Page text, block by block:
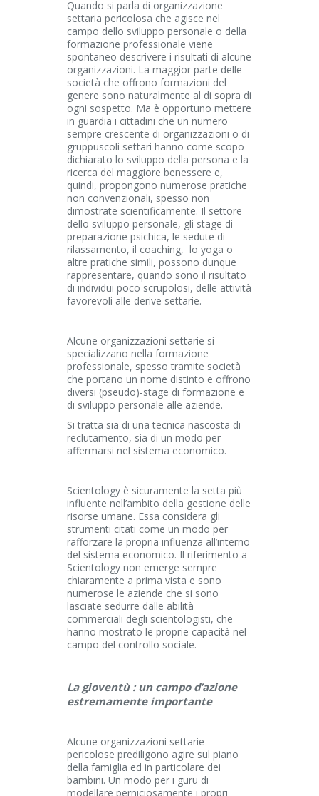
Quando si parla di organizzazione
settaria pericolosa che agisce nel
campo dello sviluppo personale o della
formazione professionale viene
spontaneo descrivere i risultati di alcune
organizzazioni. La maggior parte delle
società che offrono formazioni del
genere sono naturalmente al di sopra di
ogni sospetto. Ma è opportuno mettere
in guardia i cittadini che un numero
sempre crescente di organizzazioni o di
gruppuscoli settari hanno come scopo
dichiarato lo sviluppo della persona e la
ricerca del maggiore benessere e,
quindi, propongono numerose pratiche
non convenzionali, spesso non
dimostrate scientificamente. Il settore
dello sviluppo personale, gli stage di
preparazione psichica, le sedute di
rilassamento, il coaching, lo yoga o
altre pratiche simili, possono dunque
rappresentare, quando sono il risultato
di individui poco scrupolosi, delle attività
favorevoli alle derive settarie.
Alcune organizzazioni settarie si
specializzano nella formazione
professionale, spesso tramite società
che portano un nome distinto e offrono
diversi (pseudo)-stage di formazione e
di sviluppo personale alle aziende.
Si tratta sia di una tecnica nascosta di
reclutamento, sia di un modo per
affermarsi nel sistema economico.
Scientology è sicuramente la setta più
influente nell’ambito della gestione delle
risorse umane. Essa considera gli
strumenti citati come un modo per
rafforzare la propria influenza all’interno
del sistema economico. Il riferimento a
Scientology non emerge sempre
chiaramente a prima vista e sono
numerose le aziende che si sono
lasciate sedurre dalle abilità
commerciali degli scientologisti, che
hanno mostrato le proprie capacità nel
campo del controllo sociale.
La gioventù : un campo d’azione
estremamente importante
Alcune organizzazioni settarie
pericolose prediligono agire sul piano
della famiglia ed in particolare dei
bambini. Un modo per i guru di
modellare perniciosamente i propri